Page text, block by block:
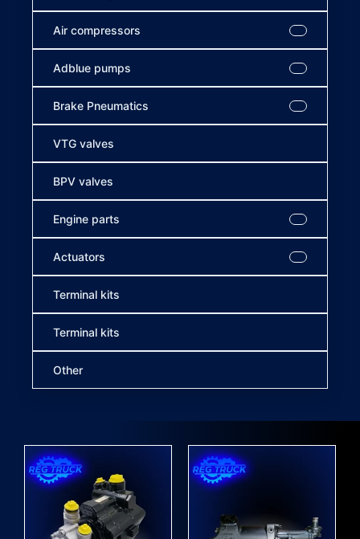
Air compressors
Adblue pumps
Brake Pneumatics
VTG valves
BPV valves
Engine parts
Actuators
Terminal kits
Terminal kits
Other